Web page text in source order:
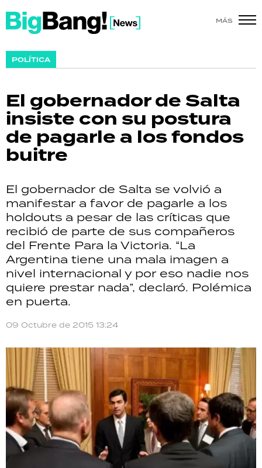
MÁS
POLÍTICA
El gobernador de Salta
insiste con su postura
de pagarle a los fondos
buitre
El gobernador de Salta se volvió a
manifestar a favor de pagarle a los
holdouts a pesar de las críticas que
recibió de parte de sus compañeros
del Frente Para la Victoria. “La
Argentina tiene una mala imagen a
nivel internacional y por eso nadie nos
quiere prestar nada”, declaró. Polémica
en puerta.
09 Octubre de 2015 13:24
SHOW
ACTUALIDAD
POLICIALES
ECONOMÍA
GRAN HERMANO
SALUD
DEPORTES
TECNOLOGÍA
PALABRAS
HORÓSCOPO
Seguinos